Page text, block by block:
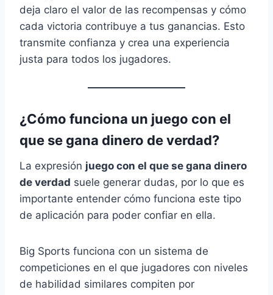
deja claro el valor de las recompensas y cómo
cada victoria contribuye a tus ganancias. Esto
transmite confianza y crea una experiencia
justa para todos los jugadores.
¿Cómo funciona un juego con el
que se gana dinero de verdad?
La expresión juego con el que se gana dinero
de verdad suele generar dudas, por lo que es
importante entender cómo funciona este tipo
de aplicación para poder confiar en ella.
Big Sports funciona con un sistema de
competiciones en el que jugadores con niveles
de habilidad similares compiten por